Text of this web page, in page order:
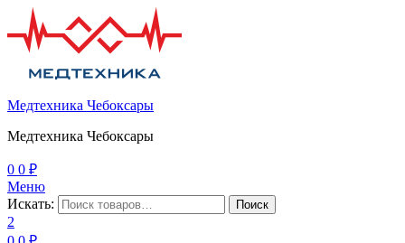
Медтехника Чебоксары
Медтехника Чебоксары
0 0 ₽
Меню
Искать:
Поиск
2